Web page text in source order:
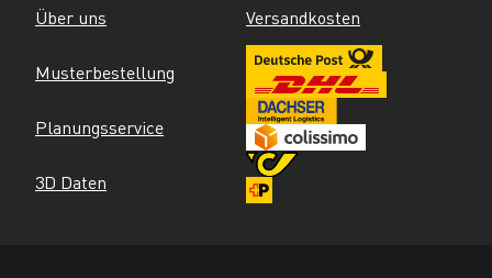
Über uns
Musterbestellung
Planungsservice
3D Daten
Versandkosten